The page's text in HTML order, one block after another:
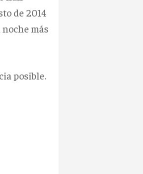
de 2014
más
posible.